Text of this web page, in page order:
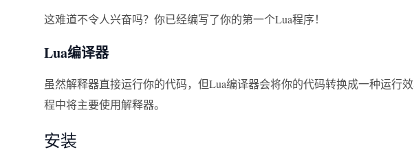
这难道不令人兴奋吗？你已经编写了你的第一个Lua程序！
Lua编译器
虽然解释器直接运行你的代码，但Lua编译器会将你的代码转换成一种运
程中将主要使用解释器。
安装